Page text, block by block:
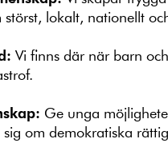
störst, lokalt, nationellt
Vi finns där när barn
Ge unga
sig om demokratiska